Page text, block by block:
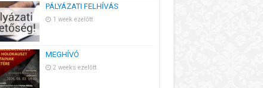
PÁLYÁZATI FELHÍVÁS
1 week ezelőtt
MEGHÍVÓ
2 weeks ezelőtt